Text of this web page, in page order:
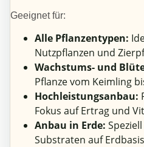
Geeignet für:
Alle Pflanzentypen:
Nutzpflanzen und
Wachstums- und
Pflanze vom Keimling
Hochleistungsanbau:
Fokus auf Ertrag und
Anbau in Erde:
Substraten auf